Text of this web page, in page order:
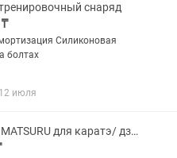
снаряд
₸
Силиконовая
болтах
июля
Кимоно MATSURU для каратэ/ дзюдо. Хлопок. Размер 150 (Германия)